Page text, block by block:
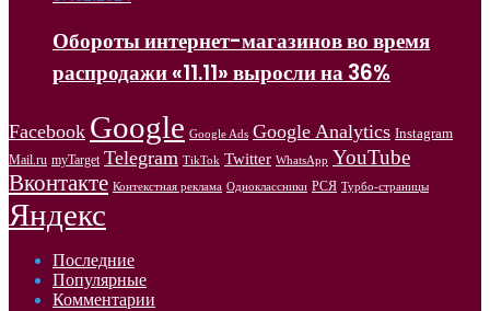
Обороты интернет-магазинов во время
распродажи «11.11» выросли на 36%
Facebook Google Google Ads Google Analytics Instagram
Mail.ru myTarget Telegram TikTok Twitter WhatsApp YouTube
Вконтакте Контекстная реклама Одноклассники РСЯ Турбо-страницы
Яндекс
Последние
Популярные
Комментарии